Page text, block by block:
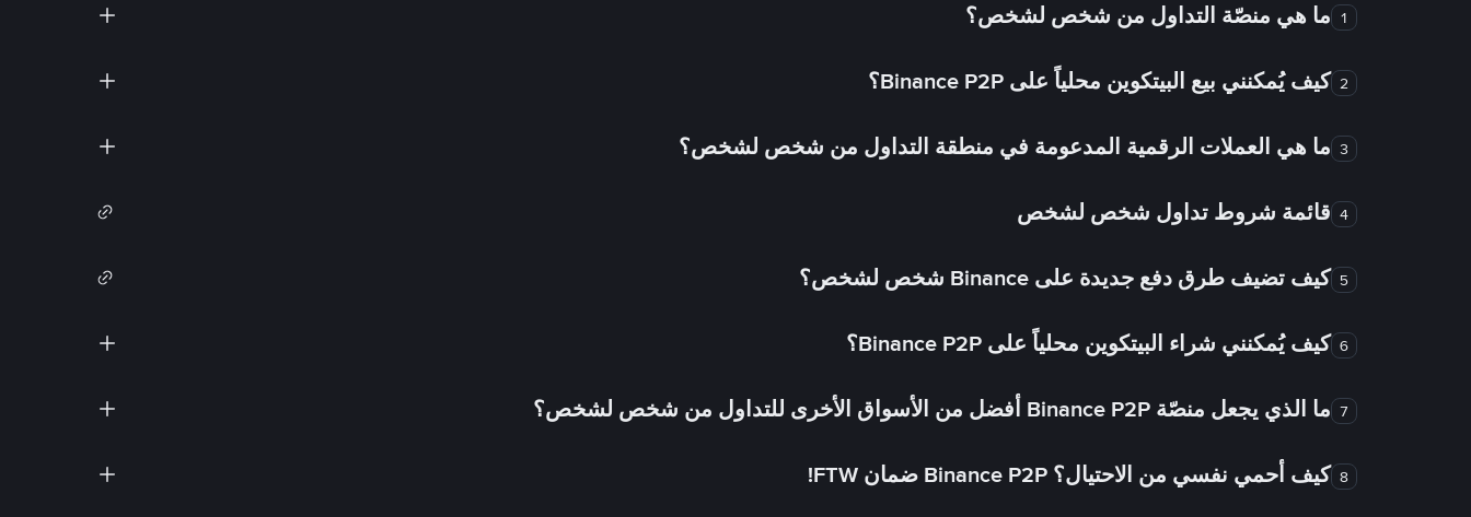
1 ما هي منصّة التداول من شخص لشخص؟
2 كيف يُمكنني بيع البيتكوين محلياً على Binance P2P؟
3 ما هي العملات الرقمية المدعومة في منطقة التداول من شخص لشخص؟
4 قائمة شروط تداول شخص لشخص
5 كيف تضيف طرق دفع جديدة على Binance شخص لشخص؟
6 كيف يُمكنني شراء البيتكوين محلياً على Binance P2P؟
7 ما الذي يجعل منصّة Binance P2P أفضل من الأسواق الأخرى للتداول من شخص لشخص؟
8 كيف أحمي نفسي من الاحتيال؟ Binance P2P ضمان FTW!